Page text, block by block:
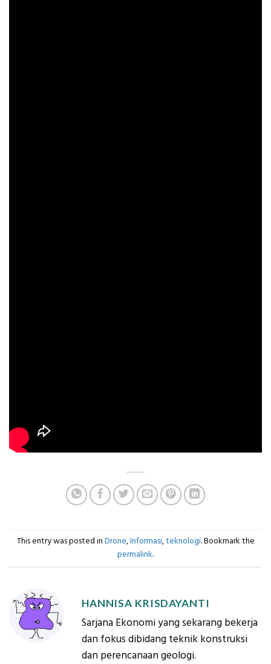
This entry was posted in Drone,Informasi,teknologi. Bookmark the
permalink.
HANNISA KRISDAYANTI
Sarjana Ekonomi yang sekarang bekerja
dan fokus dibidang teknik konstruksi
dan perencanaan geologi.